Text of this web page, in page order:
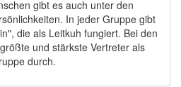
gibt es auch unter den
In jeder Gruppe gibt
die als Leitkuh fungiert. Bei den
und stärkste Vertreter als
durch.